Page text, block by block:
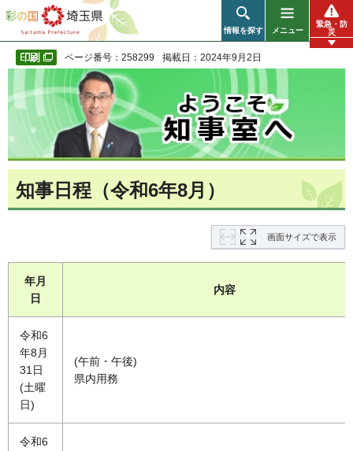
彩の国 埼玉県
情報を探す メニュー
緊急・防
災
ページ番号：258299 掲載日：2024年9月2日
知事日程（令和6年8月）
画面サイズで表示
年月
日
内容
令和6
年8月
31日
(土曜
日)
(午前・午後)
県内用務
令和6